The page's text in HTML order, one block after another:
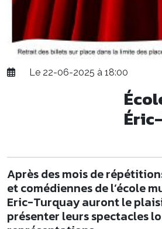
Le 22-06-2025 à 18:00
Après des mois de
et comédiennes de l’école
Eric-Turquay auront le
présenter leurs spectacles